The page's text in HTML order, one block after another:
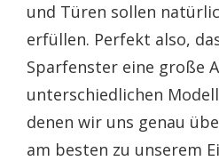
und Türen sollen
erfüllen. Perfekt also,
Sparfenster eine große
unterschiedlichen
denen wir uns genau
am besten zu unserem